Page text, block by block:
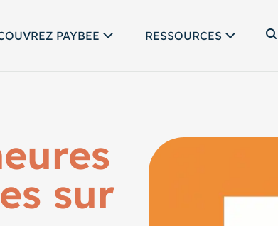
PAYBEE RESSOURCES
sur